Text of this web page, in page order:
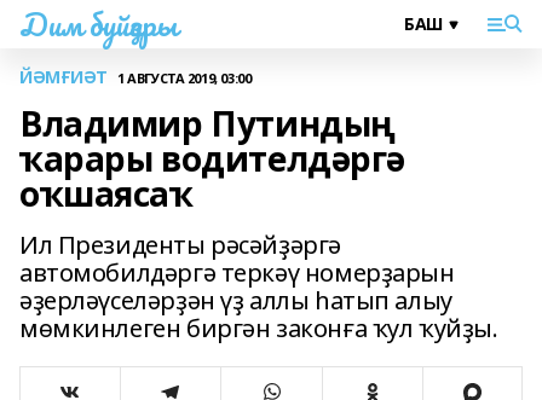
Дим буйҙары
ЙӘМҒИӘТ 1 АВГУСТА 2019, 03:00
Владимир Путиндың
ҡарары водителдәргә
оҡшаясаҡ
Ил Президенты рәсәйҙәргә
автомобилдәргә теркәү номерҙарын
әҙерләүселәрҙән үҙ аллы һатып алыу
мөмкинлеген биргән законға ҡул ҡуйҙы.